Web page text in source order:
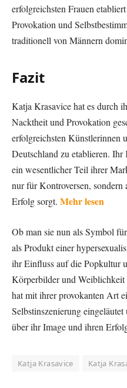
erfolgreichsten Frauen
Provokation und
traditionell von Männern
Fazit
Katja Krasavice hat es durch
Nacktheit und Provokation
erfolgreichsten Künstlerinnen
Deutschland zu etablieren.
ein wesentlicher Teil ihrer
nur für Kontroversen,
Erfolg sorgt. Mehr lesen
Ob man sie nun als Symbol
als Produkt einer
ihr Einfluss auf die Popkultur
Körperbilder und Weiblichkeit
hat mit ihrer provokanten Art
Selbstinszenierung
über ihr Image und ihren
Katja Krasavice Katja